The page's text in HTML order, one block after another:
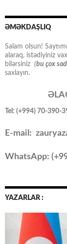
ƏMƏKDAŞLIQ
Salam olsun!
alaraq, istədiyiniz
bilərsiniz (bu çox
saxlayın.
Tel: (+994) 70-390-
E-mail:
WhatsApp: (
YAZARLAR :